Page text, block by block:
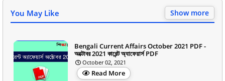
You May Like Show more
Bengali Current Affairs October 2021 PDF -
অক্টোবর 2021 কারেন্ট অ্যাফেয়ার্স PDF
October 02, 2021
Read More